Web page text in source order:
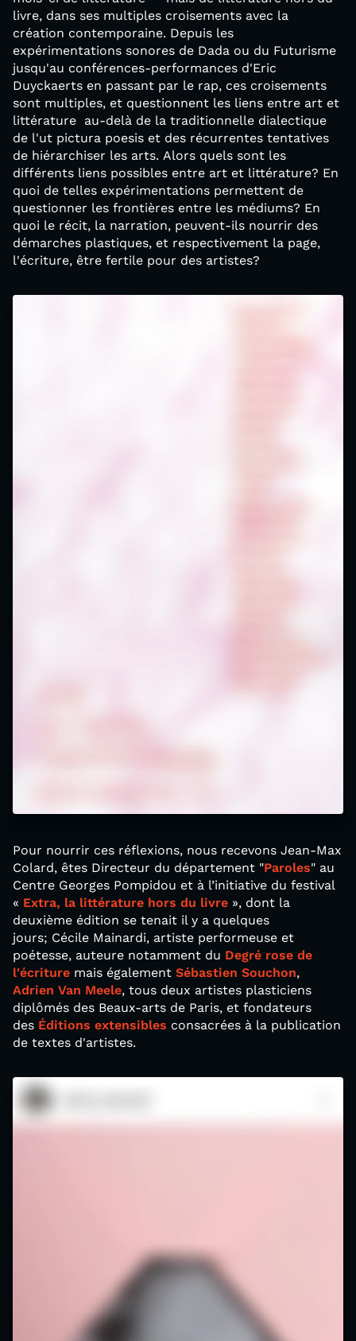
livre, dans ses multiples croisements avec la
création contemporaine. Depuis les
expérimentations sonores de Dada ou du Futurisme
jusqu'au conférences-performances d'Eric
Duyckaerts en passant par le rap, ces croisements
sont multiples, et questionnent les liens entre art et
littérature au-delà de la traditionnelle dialectique
de l'ut pictura poesis et des récurrentes tentatives
de hiérarchiser les arts. Alors quels sont les
différents liens possibles entre art et littérature? En
quoi de telles expérimentations permettent de
questionner les frontières entre les médiums? En
quoi le récit, la narration, peuvent-ils nourrir des
démarches plastiques, et respectivement la page,
l'écriture, être fertile pour des artistes?
Pour nourrir ces réflexions, nous recevons Jean-Max
Colard, êtes Directeur du département "Paroles" au
Centre Georges Pompidou et à l’initiative du festival
« Extra, la littérature hors du livre », dont la
deuxième édition se tenait il y a quelques
jours; Cécile Mainardi, artiste performeuse et
poétesse, auteure notamment du Degré rose de
l'écriture mais également Sébastien Souchon,
Adrien Van Meele, tous deux artistes plasticiens
diplômés des Beaux-arts de Paris, et fondateurs
des Éditions extensibles consacrées à la publication
de textes d'artistes.